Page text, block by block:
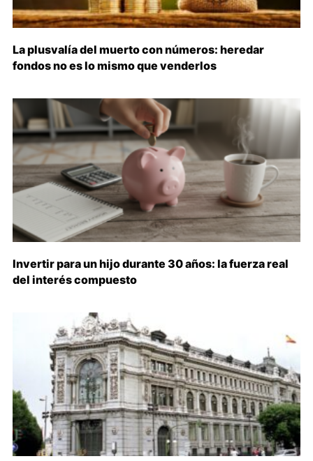
La plusvalía del muerto con números: heredar
fondos no es lo mismo que venderlos
Invertir para un hijo durante 30 años: la fuerza real
del interés compuesto